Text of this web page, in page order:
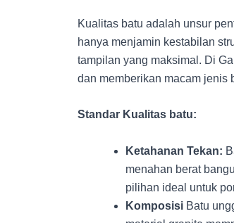
Kualitas batu adalah unsur
hanya menjamin kestabilan
tampilan yang maksimal. Di
dan memberikan macam jenis
Standar Kualitas batu:
Ketahanan Tekan:
menahan berat
pilihan ideal untuk
Komposisi Batu